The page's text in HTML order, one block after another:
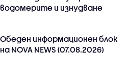
водомерите и изнудване
Обеден информационен блок
на NOVA NEWS (07.08.2026)